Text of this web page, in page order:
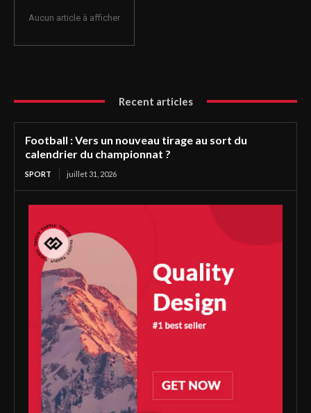
Aucun article à afficher
Recent articles
Football : Vers un nouveau tirage au sort du
calendrier du championnat ?
SPORT juillet 31, 2026